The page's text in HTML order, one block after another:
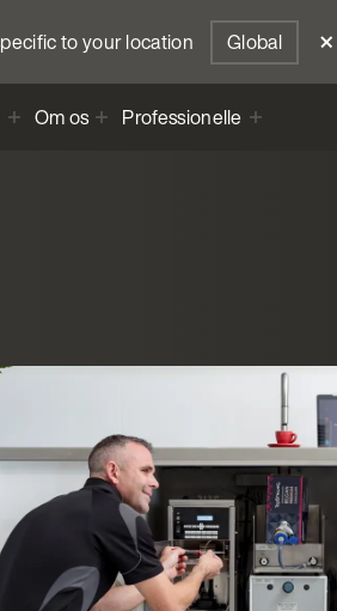
to your location Global
Om os Professionelle